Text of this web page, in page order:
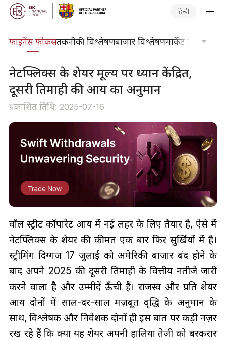
हिन्दी
फाइनेंस फोकसतकनीकी विश्लेषणबाज़ार विश्लेषणमार्केट जर्नलट्रेडिंग
नेटफ्लिक्स के शेयर मूल्य पर ध्यान केंद्रित,
दूसरी तिमाही की आय का अनुमान
प्रकाशित तिथि: 2025-07-16
वॉल स्ट्रीट कॉर्पोरेट आय में नई लहर के लिए तैयार है, ऐसे में
नेटफ्लिक्स के शेयर की कीमत एक बार फिर सुर्खियों में है।
स्ट्रीमिंग दिग्गज 17 जुलाई को अमेरिकी बाजार बंद होने के
बाद अपने 2025 की दूसरी तिमाही के वित्तीय नतीजे जारी
करने वाला है और उम्मीदें ऊँची हैं। राजस्व और प्रति शेयर
आय दोनों में साल-दर-साल मज़बूत वृद्धि के अनुमान के
साथ, विश्लेषक और निवेशक दोनों ही इस बात पर कड़ी नज़र
रख रहे हैं कि क्या यह शेयर अपनी हालिया तेज़ी को बरकरार